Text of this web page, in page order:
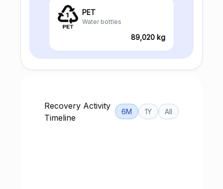
PET
Water bottles
89,020 kg
Recovery Activity
Timeline
6M 1Y All